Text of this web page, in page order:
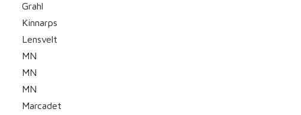
Grahl
Kinnarps
Lensvelt
MN
MN
MN
Marcadet